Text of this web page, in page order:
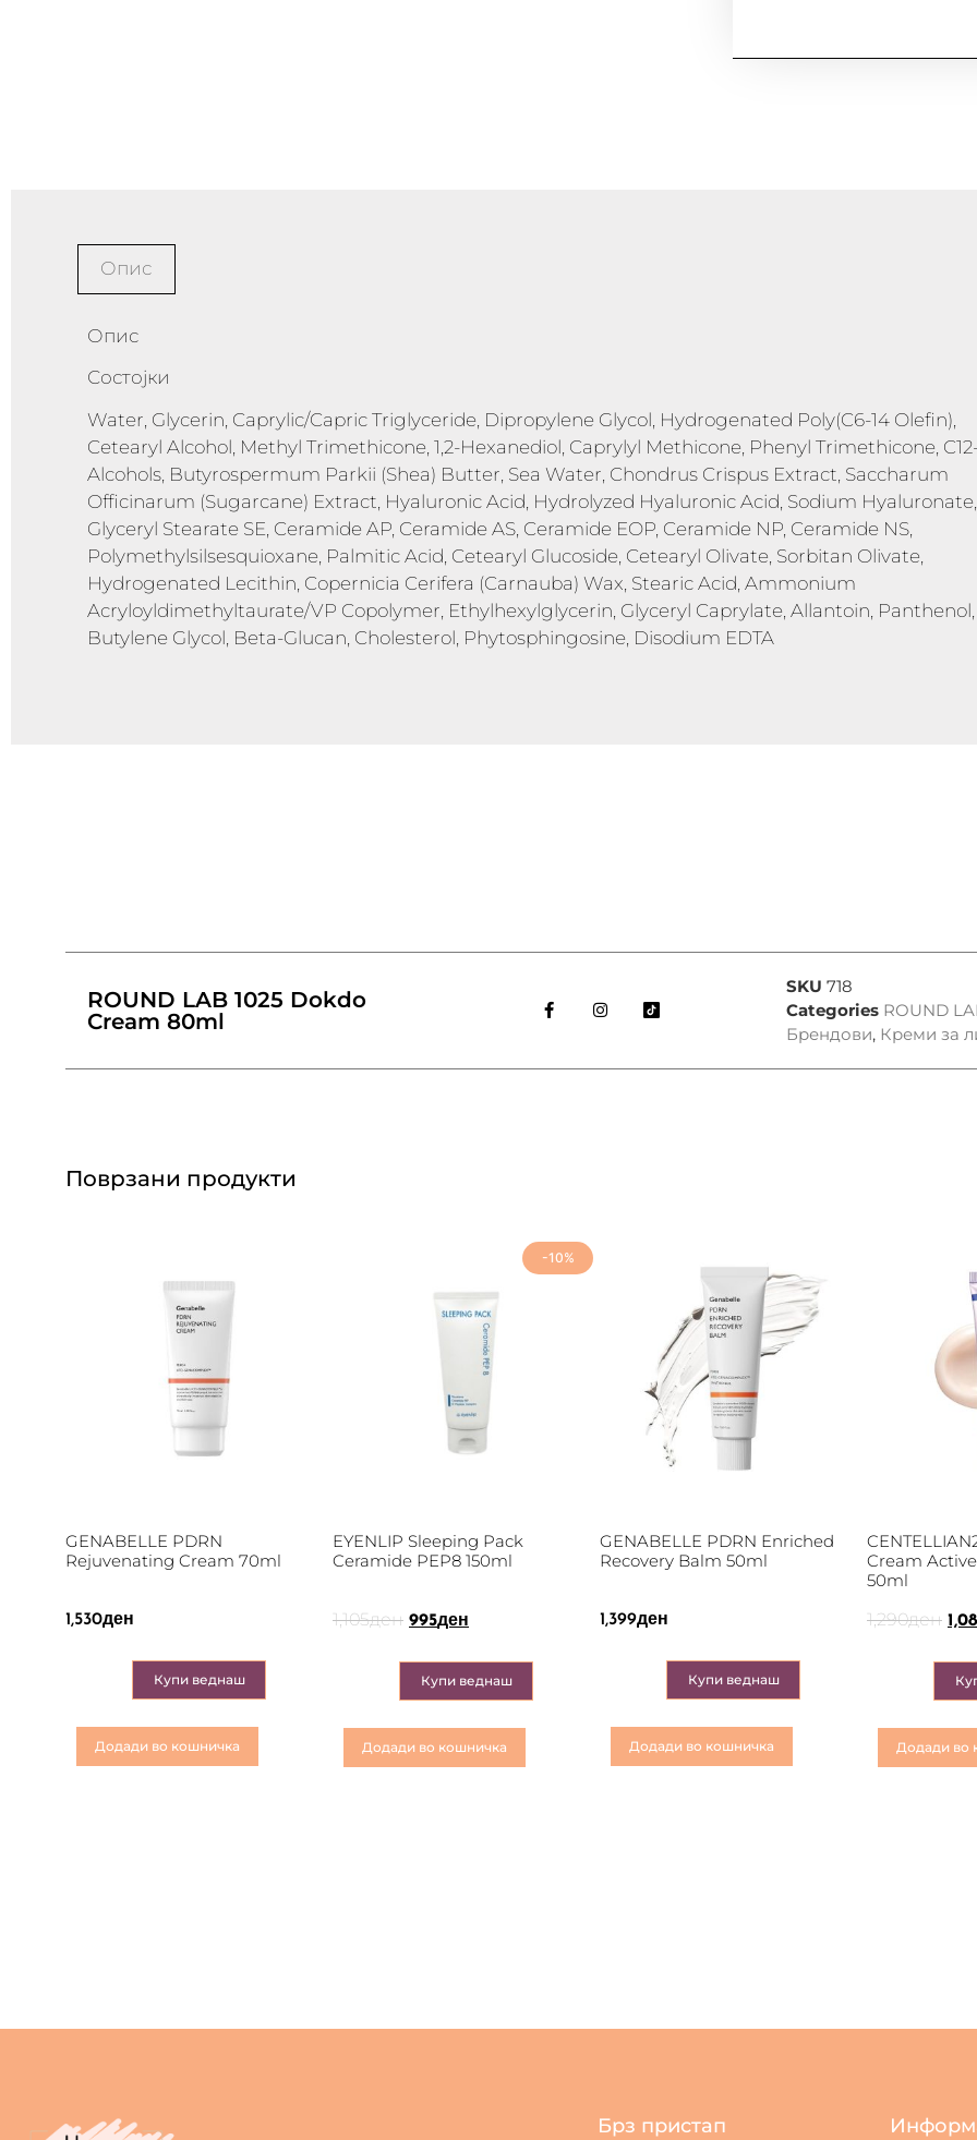
Опис
Опис
Состојки
Water, Glycerin, Caprylic/Capric Triglyceride, Dipropylene Glycol, Hydrogenated Poly(C6-14 Olefin),
Cetearyl Alcohol, Methyl Trimethicone, 1,2-Hexanediol, Caprylyl Methicone, Phenyl Trimethicone,
Alcohols, Butyrospermum Parkii (Shea) Butter, Sea Water, Chondrus Crispus Extract, Saccharum
Officinarum (Sugarcane) Extract, Hyaluronic Acid, Hydrolyzed Hyaluronic Acid, Sodium Hyaluronate,
Glyceryl Stearate SE, Ceramide AP, Ceramide AS, Ceramide EOP, Ceramide NP, Ceramide NS,
Polymethylsilsesquioxane, Palmitic Acid, Cetearyl Glucoside, Cetearyl Olivate, Sorbitan Olivate,
Hydrogenated Lecithin, Copernicia Cerifera (Carnauba) Wax, Stearic Acid, Ammonium
Acryloyldimethyltaurate/VP Copolymer, Ethylhexylglycerin, Glyceryl Caprylate, Allantoin, Panthenol,
Butylene Glycol, Beta-Glucan, Cholesterol, Phytosphingosine, Disodium EDTA
ROUND LAB 1025 Dokdo
Cream 80ml
SKU 718
Categories ROUND
Брендови, Креми за
Поврзани продукти
GENABELLE PDRN
Rejuvenating Cream 70ml
1,530ден
Купи веднаш
Додади во кошничка
-10%
EYENLIP Sleeping Pack
Ceramide PEP8 150ml
1,105ден 995ден
Купи веднаш
Додади во кошничка
GENABELLE PDRN Enriched
Recovery Balm 50ml
1,399ден
Купи веднаш
Додади во кошничка
Cream
50ml
1,290ден
Додади во
Брз пристап